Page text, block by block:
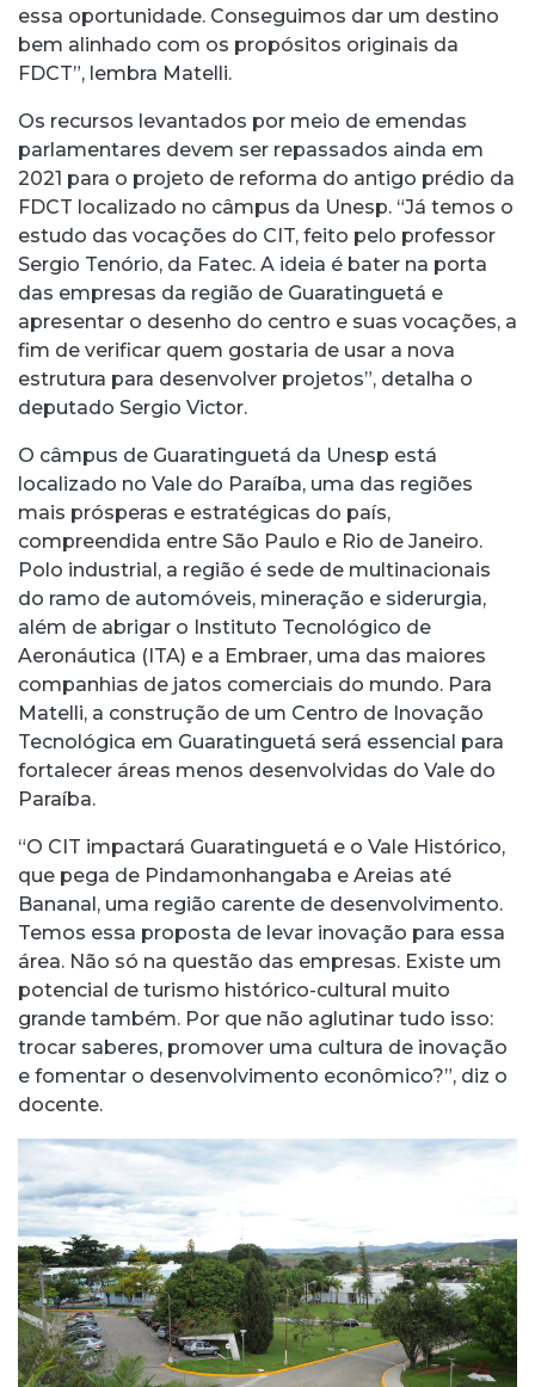
essa oportunidade. Conseguimos dar um destino
bem alinhado com os propósitos originais da
FDCT”, lembra Matelli.
Os recursos levantados por meio de emendas
parlamentares devem ser repassados ainda em
2021 para o projeto de reforma do antigo prédio da
FDCT localizado no câmpus da Unesp. “Já temos o
estudo das vocações do CIT, feito pelo professor
Sergio Tenório, da Fatec. A ideia é bater na porta
das empresas da região de Guaratinguetá e
apresentar o desenho do centro e suas vocações, a
fim de verificar quem gostaria de usar a nova
estrutura para desenvolver projetos”, detalha o
deputado Sergio Victor.
O câmpus de Guaratinguetá da Unesp está
localizado no Vale do Paraíba, uma das regiões
mais prósperas e estratégicas do país,
compreendida entre São Paulo e Rio de Janeiro.
Polo industrial, a região é sede de multinacionais
do ramo de automóveis, mineração e siderurgia,
além de abrigar o Instituto Tecnológico de
Aeronáutica (ITA) e a Embraer, uma das maiores
companhias de jatos comerciais do mundo. Para
Matelli, a construção de um Centro de Inovação
Tecnológica em Guaratinguetá será essencial para
fortalecer áreas menos desenvolvidas do Vale do
Paraíba.
“O CIT impactará Guaratinguetá e o Vale Histórico,
que pega de Pindamonhangaba e Areias até
Bananal, uma região carente de desenvolvimento.
Temos essa proposta de levar inovação para essa
área. Não só na questão das empresas. Existe um
potencial de turismo histórico-cultural muito
grande também. Por que não aglutinar tudo isso:
trocar saberes, promover uma cultura de inovação
e fomentar o desenvolvimento econômico?”, diz o
docente.